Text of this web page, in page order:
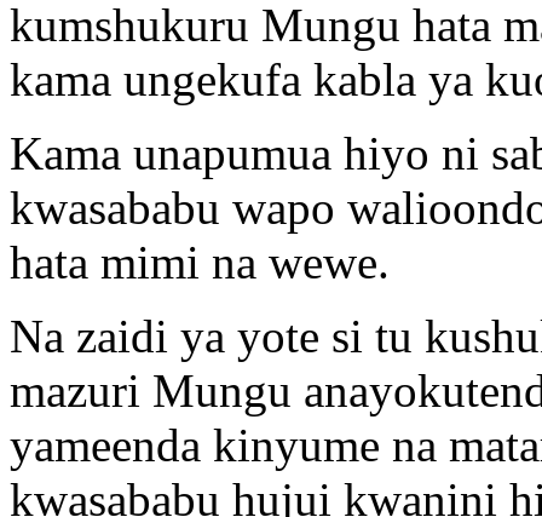
kumshukuru Mungu hata
kama ungekufa kabla ya
Kama unapumua hiyo ni
kwasababu wapo
hata mimi na wewe.
Na zaidi ya yote si tu
mazuri Mungu
yameenda kinyume na
kwasababu hujui kwanini